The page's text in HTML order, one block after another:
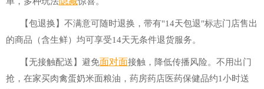
【包退换】不满意可随时退换，带有"14天包退"标志门店售出
的商品（含生鲜）均可享受14天无条件退货服务。
【无接触配送】避免面对面接触，降低传播风险。不用出门
抢，在家买肉禽蛋奶米面粮油，药房药店医药保健品约1小时送